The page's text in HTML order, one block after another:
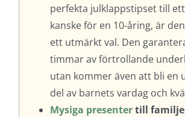
perfekta julklappstipset till
kanske för en 10-åring, är
ett utmärkt val. Den
timmar av förtrollande
utan kommer även att bli en
del av barnets vardag och
Mysiga presentertill